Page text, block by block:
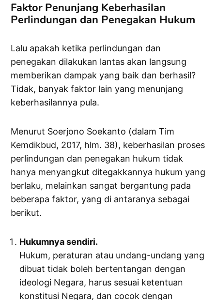
Faktor Penunjang Keberhasilan
Perlindungan dan Penegakan Hukum
Lalu apakah ketika perlindungan dan
penegakan dilakukan lantas akan langsung
memberikan dampak yang baik dan berhasil?
Tidak, banyak faktor lain yang menunjang
keberhasilannya pula.
Menurut Soerjono Soekanto (dalam Tim
Kemdikbud, 2017, hlm. 38), keberhasilan proses
perlindungan dan penegakan hukum tidak
hanya menyangkut ditegakkannya hukum yang
berlaku, melainkan sangat bergantung pada
beberapa faktor, yang di antaranya sebagai
berikut.
Hukumnya sendiri.
Hukum, peraturan atau undang-undang yang
dibuat tidak boleh bertentangan dengan
ideologi Negara, harus sesuai ketentuan
konstitusi Negara, dan cocok dengan